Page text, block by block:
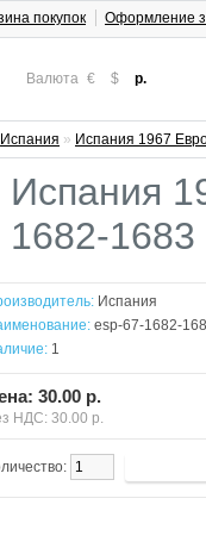
Валюта € $ р.
покупок Оформление
Испания » Испания 1967
Испания
1682-1683
Испания
esp-67-1682-
1
30.00 р.
НДС: 30.00 р.